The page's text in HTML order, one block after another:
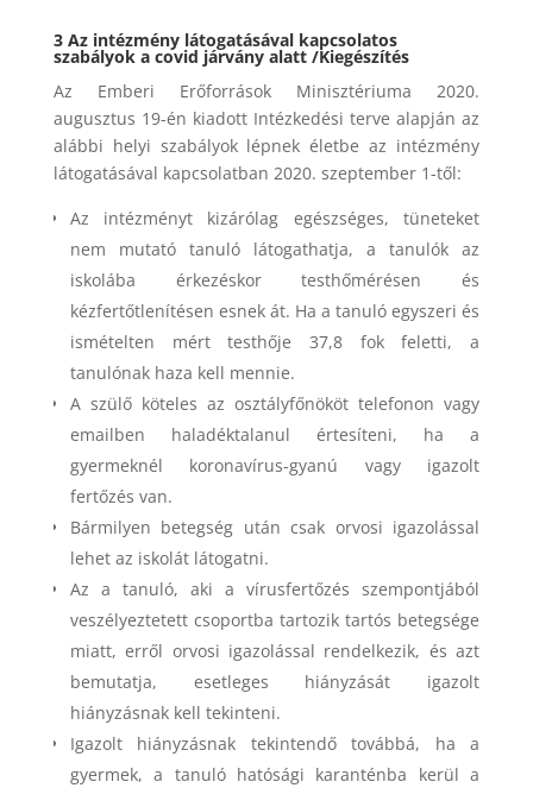
3 Az intézmény látogatásával kapcsolatos
szabályok a covid járvány alatt /Kiegészítés
Az Emberi Erőforrások Minisztériuma 2020.
augusztus 19-én kiadott Intézkedési terve alapján az
alábbi helyi szabályok lépnek életbe az intézmény
látogatásával kapcsolatban 2020. szeptember 1-től:
Az intézményt kizárólag egészséges, tüneteket
nem mutató tanuló látogathatja, a tanulók az
iskolába érkezéskor testhőmérésen és
kézfertőtlenítésen esnek át. Ha a tanuló egyszeri és
ismételten mért testhője 37,8 fok feletti, a
tanulónak haza kell mennie.
A szülő köteles az osztályfőnököt telefonon vagy
emailben haladéktalanul értesíteni, ha a
gyermeknél koronavírus-gyanú vagy igazolt
fertőzés van.
Bármilyen betegség után csak orvosi igazolással
lehet az iskolát látogatni.
Az a tanuló, aki a vírusfertőzés szempontjából
veszélyeztetett csoportba tartozik tartós betegsége
miatt, erről orvosi igazolással rendelkezik, és azt
bemutatja, esetleges hiányzását igazolt
hiányzásnak kell tekinteni.
Igazolt hiányzásnak tekintendő továbbá, ha a
gyermek, a tanuló hatósági karanténba kerül a